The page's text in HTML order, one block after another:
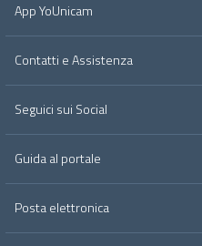
App YoUnicam
Contatti e Assistenza
Seguici sui Social
Guida al portale
Posta elettronica